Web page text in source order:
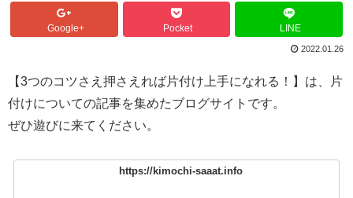
Google+ Pocket LINE
2022.01.26
【3つのコツさえ押さえれば片付け上手になれる！】は、片
付けについての記事を集めたブログサイトです。
ぜひ遊びに来てください。
https://kimochi-saaat.info